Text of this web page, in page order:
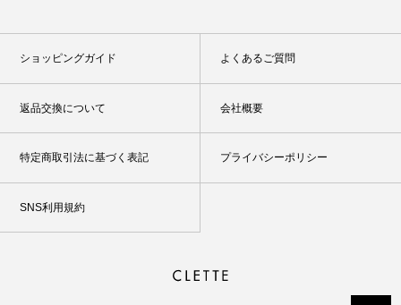
ショッピングガイド よくあるご質問
返品交換について 会社概要
特定商取引法に基づく表記 プライバシーポリシー
SNS利用規約